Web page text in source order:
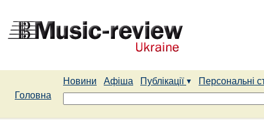
Новини Афіша Публікації
Персональні
Головна